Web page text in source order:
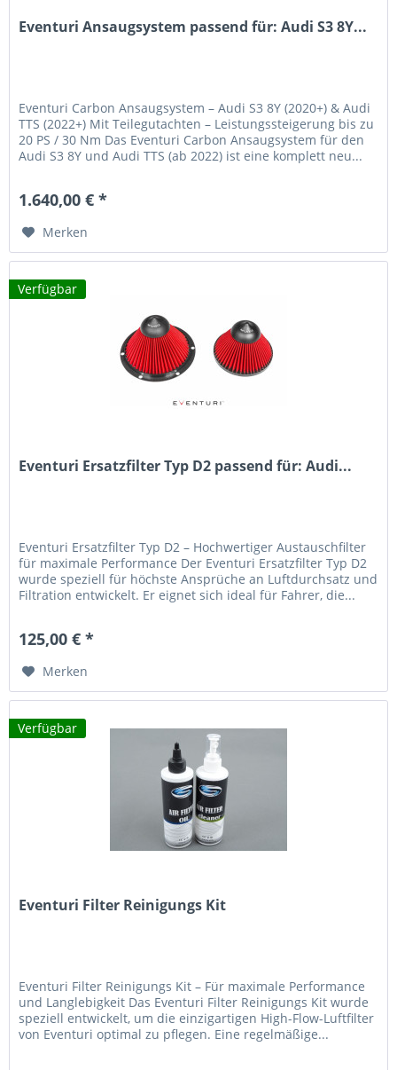
Eventuri Ansaugsystem passend für: Audi S3 8Y...
Eventuri Carbon Ansaugsystem – Audi S3 8Y (2020+) & Audi
TTS (2022+) Mit Teilegutachten – Leistungssteigerung bis zu
20 PS / 30 Nm Das Eventuri Carbon Ansaugsystem für den
Audi S3 8Y und Audi TTS (ab 2022) ist eine komplett neu...
1.640,00 € *
Merken
Verfügbar
Eventuri Ersatzfilter Typ D2 passend für: Audi...
Eventuri Ersatzfilter Typ D2 – Hochwertiger Austauschfilter
für maximale Performance Der Eventuri Ersatzfilter Typ D2
wurde speziell für höchste Ansprüche an Luftdurchsatz und
Filtration entwickelt. Er eignet sich ideal für Fahrer, die...
125,00 € *
Merken
Verfügbar
Eventuri Filter Reinigungs Kit
Eventuri Filter Reinigungs Kit – Für maximale Performance
und Langlebigkeit Das Eventuri Filter Reinigungs Kit wurde
speziell entwickelt, um die einzigartigen High-Flow-Luftfilter
von Eventuri optimal zu pflegen. Eine regelmäßige...